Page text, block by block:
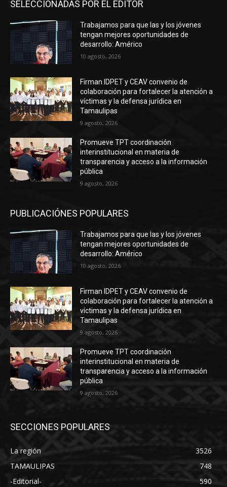
SELECCIONADAS POR EL EDITOR
Trabajamos para que las y los jóvenes
tengan mejores oportunidades de
desarrollo: Américo
10 agosto, 2026
Firman IDPET y CEAV convenio de
colaboración para fortalecer la atención a
víctimas y la defensa jurídica en
Tamaulipas
9 agosto, 2026
Promueve TPT coordinación
interinstitucional en materia de
transparencia y acceso a la información
pública
9 agosto, 2026
PUBLICACIÓNES POPULARES
Trabajamos para que las y los jóvenes
tengan mejores oportunidades de
desarrollo: Américo
10 agosto, 2026
Firman IDPET y CEAV convenio de
colaboración para fortalecer la atención a
víctimas y la defensa jurídica en
Tamaulipas
9 agosto, 2026
Promueve TPT coordinación
interinstitucional en materia de
transparencia y acceso a la información
pública
9 agosto, 2026
SECCIONES POPULARES
La región
3526
TAMAULIPAS
748
-Editorial-
590